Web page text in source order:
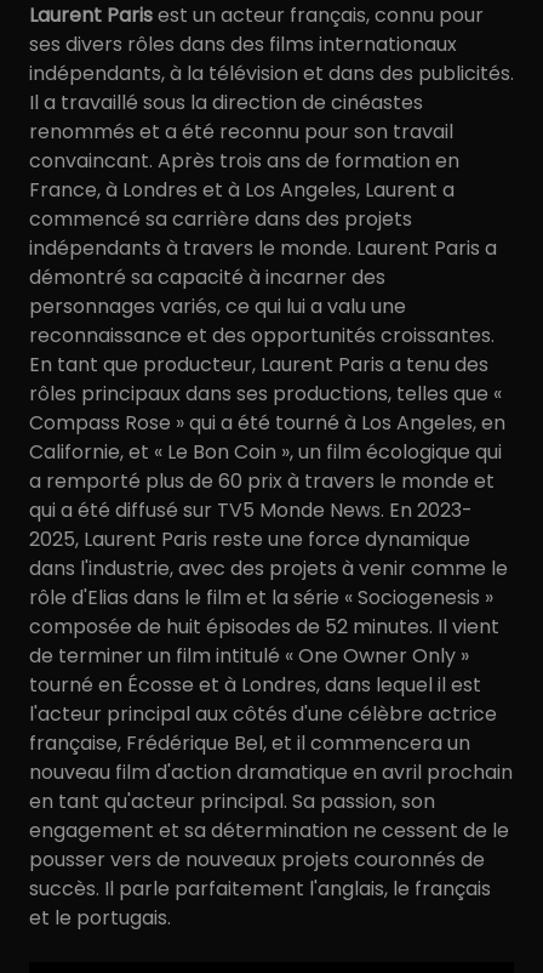
Laurent Parisest un acteur français, connu pour
ses divers rôles dans des films internationaux
indépendants, à la télévision et dans des publicités.
Il a travaillé sous la direction de cinéastes
renommés et a été reconnu pour son travail
convaincant. Après trois ans de formation en
France, à Londres et à Los Angeles, Laurent a
commencé sa carrière dans des projets
indépendants à travers le monde. Laurent Paris a
démontré sa capacité à incarner des
personnages variés, ce qui lui a valu une
reconnaissance et des opportunités croissantes.
En tant que producteur, Laurent Paris a tenu des
rôles principaux dans ses productions, telles que «
Compass Rose » qui a été tourné à Los Angeles, en
Californie, et « Le Bon Coin », un film écologique qui
a remporté plus de 60 prix à travers le monde et
qui a été diffusé sur TV5 Monde News. En 2023-
2025, Laurent Paris reste une force dynamique
dans l'industrie, avec des projets à venir comme le
rôle d'Elias dans le film et la série « Sociogenesis »
composée de huit épisodes de 52 minutes. Il vient
de terminer un film intitulé « One Owner Only »
tourné en Écosse et à Londres, dans lequel il est
l'acteur principal aux côtés d'une célèbre actrice
française, Frédérique Bel, et il commencera un
nouveau film d'action dramatique en avril prochain
en tant qu'acteur principal. Sa passion, son
engagement et sa détermination ne cessent de le
pousser vers de nouveaux projets couronnés de
succès. Il parle parfaitement l'anglais, le français
et le portugais.